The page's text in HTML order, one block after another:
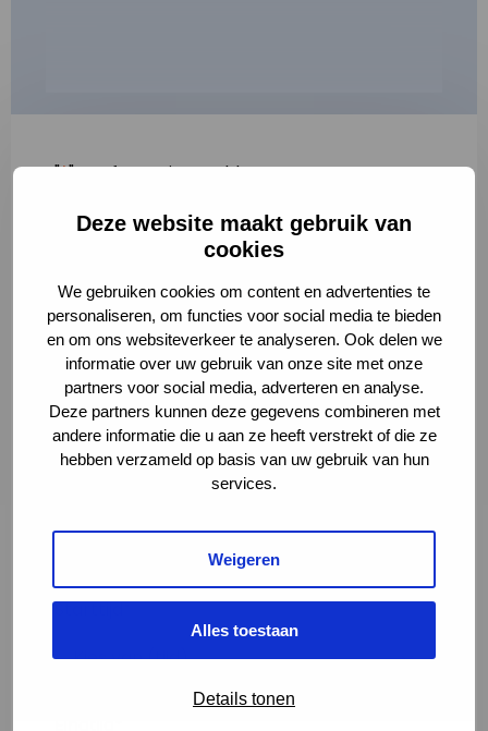
Deze website maakt gebruik van
cookies
We gebruiken cookies om content en advertenties te
personaliseren, om functies voor social media te bieden
en om ons websiteverkeer te analyseren. Ook delen we
informatie over uw gebruik van onze site met onze
partners voor social media, adverteren en analyse.
Deze partners kunnen deze gegevens combineren met
andere informatie die u aan ze heeft verstrekt of die ze
hebben verzameld op basis van uw gebruik van hun
services.
Weigeren
Alles toestaan
Details tonen
"*" geeft vereiste velden aan
2
Volledige omschrijving*
Starttijd*